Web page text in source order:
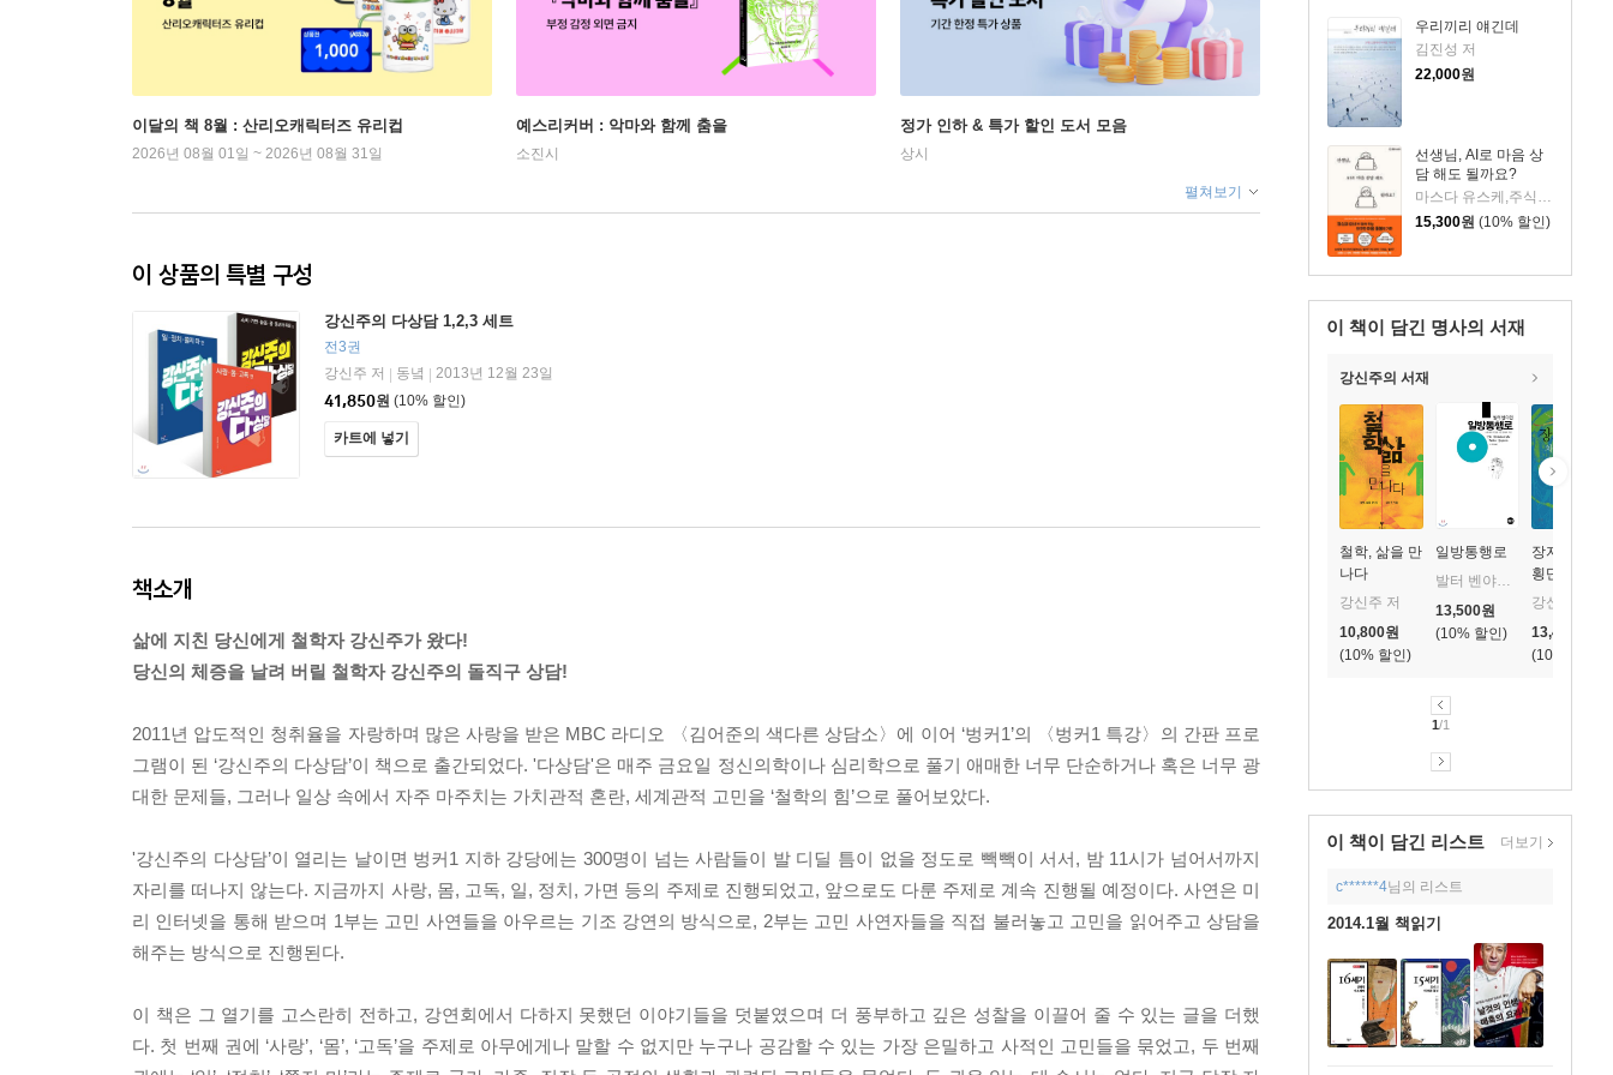
우리끼리 얘긴데
김진성 저
22,000원
선생님, AI로 마음 상
담 해도 될까요?
마스다 유스케,주식회사 카이엔 저/김민영 역
15,300원 (10% 할인)
이 책이 담긴 명사의 서재
강신주의 서재
철학, 삶을 만
나다
강신주 저
10%
10,800원
일방통행로
발터 벤야민 저/조형준 역
10%
13,500원
장자, 차이를
횡단하는 즐
거운 모험
강신주 저
10
13,410
1/1
이 책이 담긴 리스트 더보기
c******4님의 리스트
2014.1월 책읽기
이달의 책 8월 : 산리오캐릭터즈 유리컵
2026년 08월 01일 ~ 2026년 08월 31일
예스리커버 : 악마와 함께 춤을
소진시
정가 인하 & 특가 할인 도서 모음
상시
펼쳐보기
이 상품의 특별 구성
강신주의 다상담 1,2,3 세트
전3권
강신주 저
동녘
2013년 12월 23일
41,850원 (10% 할인)
카트에 넣기
책소개
삶에 지친 당신에게 철학자 강신주가 왔다!
당신의 체증을 날려 버릴 철학자 강신주의 돌직구 상담!
2011년 압도적인 청취율을 자랑하며 많은 사랑을 받은 MBC 라디오 〈김어준의 색다른 상담소〉에 이어 ‘벙커1’의 〈벙커1 특강〉의 간판 프로
그램이 된 ‘강신주의 다상담’이 책으로 출간되었다. '다상담'은 매주 금요일 정신의학이나 심리학으로 풀기 애매한 너무 단순하거나 혹은 너무 광
대한 문제들, 그러나 일상 속에서 자주 마주치는 가치관적 혼란, 세계관적 고민을 ‘철학의 힘’으로 풀어보았다.
'강신주의 다상담’이 열리는 날이면 벙커1 지하 강당에는 300명이 넘는 사람들이 발 디딜 틈이 없을 정도로 빽빽이 서서, 밤 11시가 넘어서까지
자리를 떠나지 않는다. 지금까지 사랑, 몸, 고독, 일, 정치, 가면 등의 주제로 진행되었고, 앞으로도 다룬 주제로 계속 진행될 예정이다. 사연은 미
리 인터넷을 통해 받으며 1부는 고민 사연들을 아우르는 기조 강연의 방식으로, 2부는 고민 사연자들을 직접 불러놓고 고민을 읽어주고 상담을
해주는 방식으로 진행된다.
이 책은 그 열기를 고스란히 전하고, 강연회에서 다하지 못했던 이야기들을 덧붙였으며 더 풍부하고 깊은 성찰을 이끌어 줄 수 있는 글을 더했
다. 첫 번째 권에 ‘사랑’, ‘몸’, ‘고독’을 주제로 아무에게나 말할 수 없지만 누구나 공감할 수 있는 가장 은밀하고 사적인 고민들을 묶었고, 두 번째